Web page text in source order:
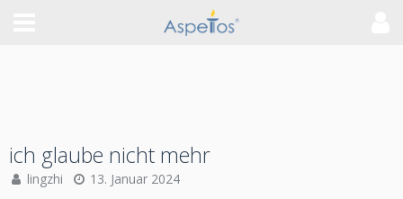
ich glaube nicht mehr
lingzhi 13. Januar 2024